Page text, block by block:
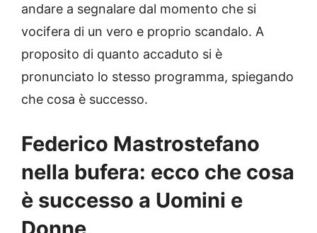
andare a segnalare dal momento che si
vocifera di un vero e proprio scandalo. A
proposito di quanto accaduto si è
pronunciato lo stesso programma, spiegando
che cosa è successo.
Federico Mastrostefano
nella bufera: ecco che cosa
è successo a Uomini e